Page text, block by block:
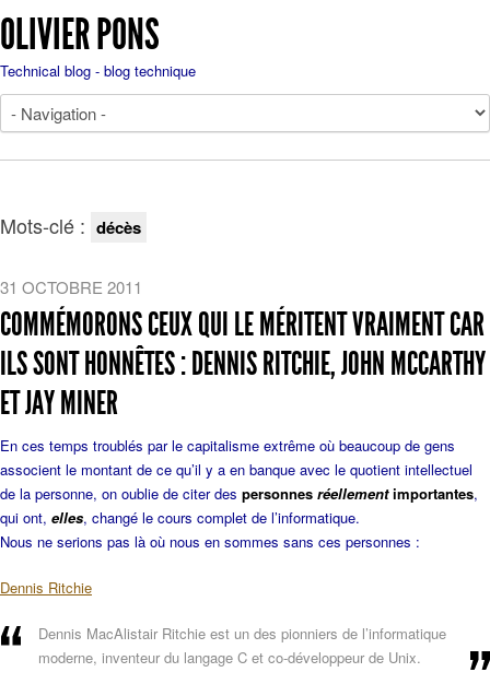
OLIVIER PONS
Technical blog - blog technique
Mots-clé : décès
31 OCTOBRE 2011
COMMÉMORONS CEUX QUI LE MÉRITENT VRAIMENT CAR
ILS SONT HONNÊTES : DENNIS RITCHIE, JOHN MCCARTHY
ET JAY MINER
En ces temps troublés par le capitalisme extrême où beaucoup de gens
associent le montant de ce qu’il y a en banque avec le quotient intellectuel
de la personne, on oublie de citer des personnes réellementimportantes,
qui ont, elles, changé le cours complet de l’informatique.
Nous ne serions pas là où nous en sommes sans ces personnes :
Dennis Ritchie
Dennis MacAlistair Ritchie est un des pionniers de l’informatique
moderne, inventeur du langage C et co-développeur de Unix.